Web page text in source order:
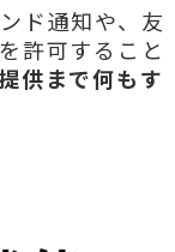
ド通知や、友
許可すること
供まで何もす